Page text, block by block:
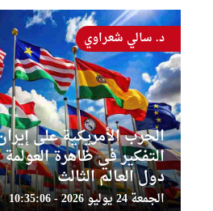
الحرب الأمريكية على
التفكير في ظاهرة
دول العالم الثالث
الجمعة 24 يوليو 2026 - 10:35:06
د. سالي شعراوي